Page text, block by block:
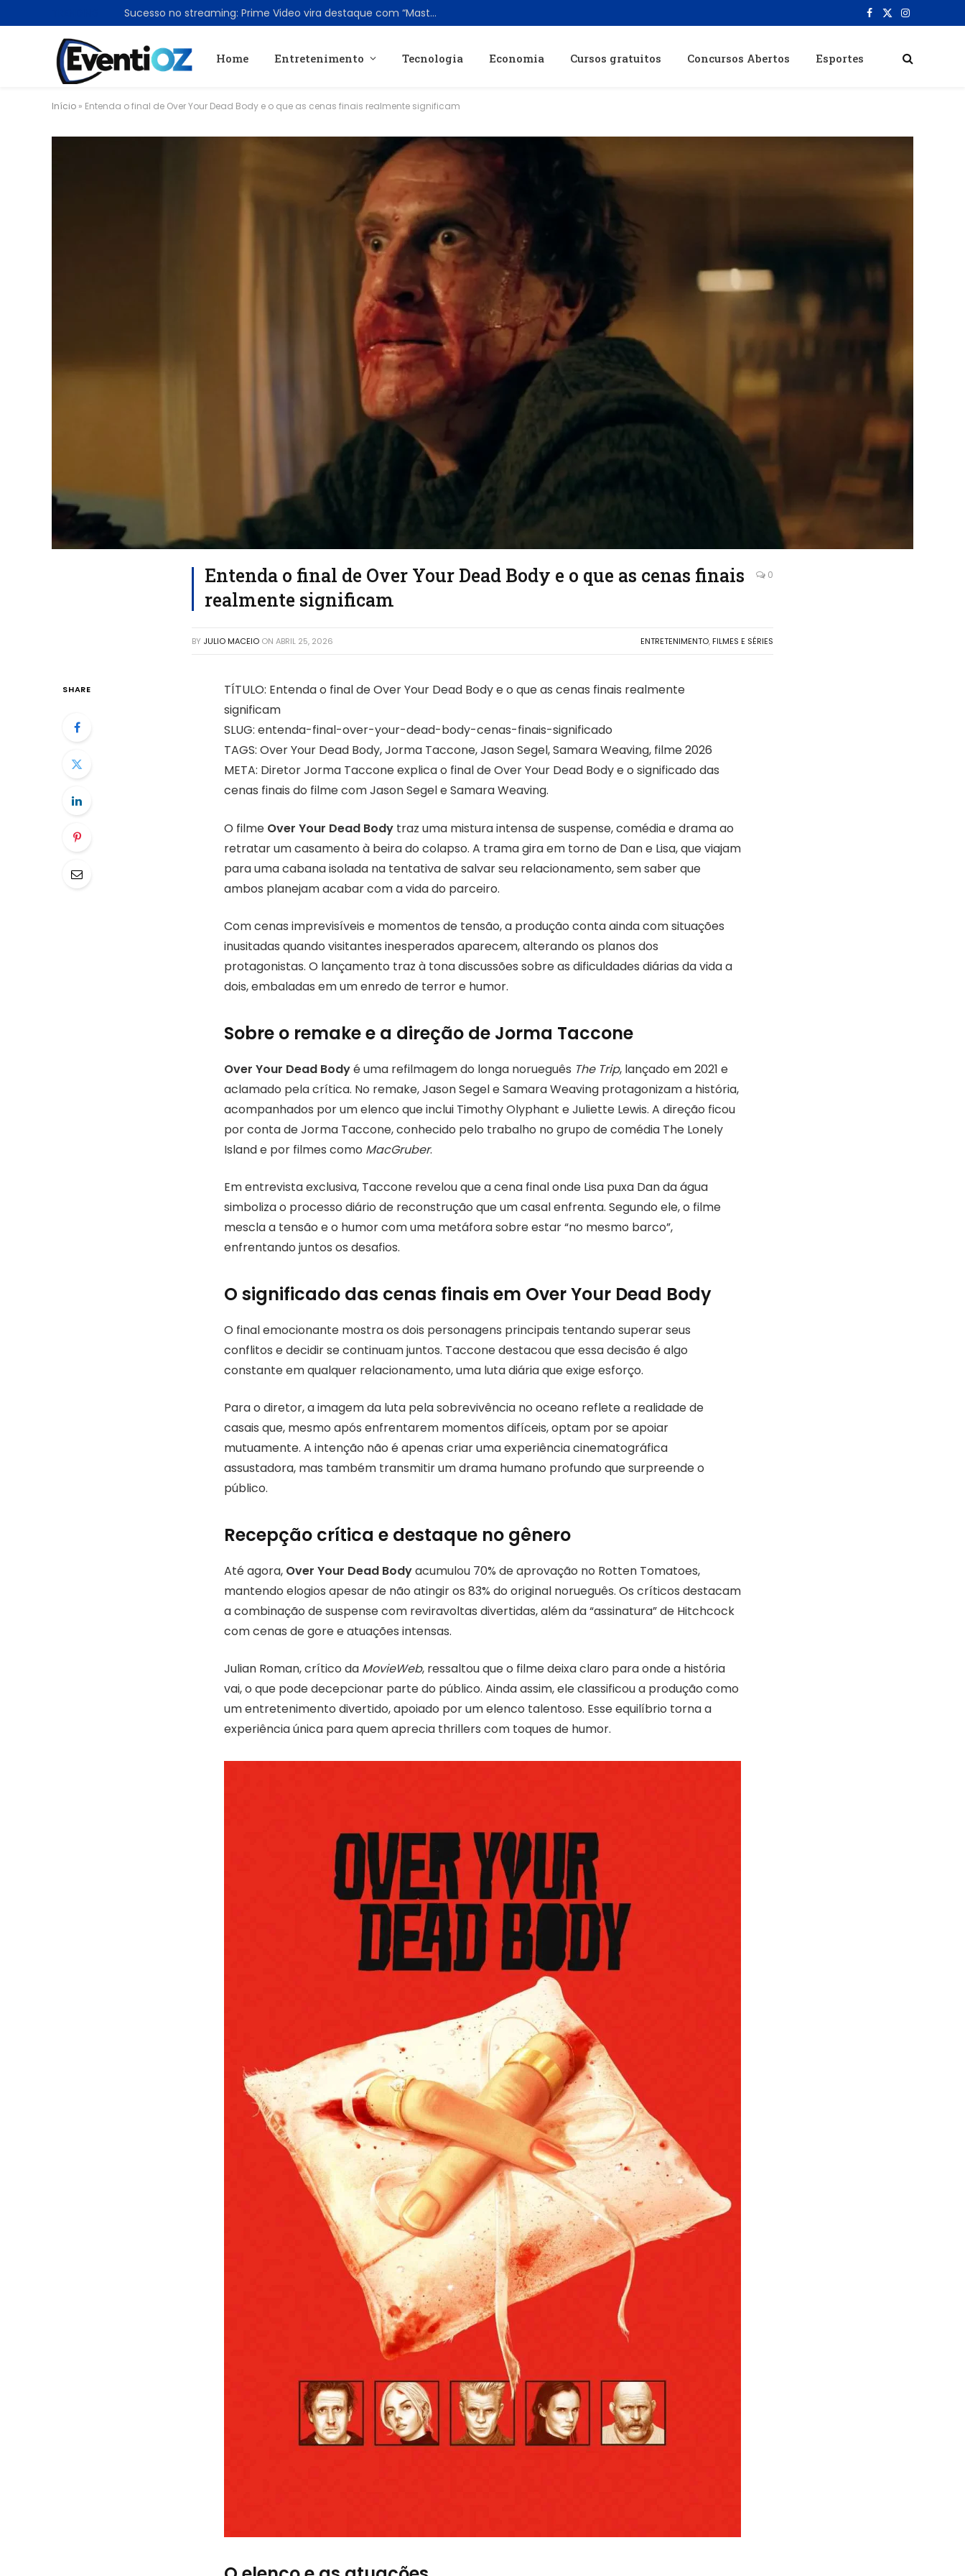
Sucesso no streaming: Prime Video vira destaque com “Masters of the Universe” após fracasso nas salas Facebook
X
Instagram
Home Entretenimento Tecnologia Economia Cursos gratuitos Concursos Abertos Esportes
Início » Entenda o final de Over Your Dead Body e o que as cenas finais realmente significam
Entenda o final de Over Your Dead Body e o que as cenas finais
realmente significam
0
BY JULIO MACEIO ON ABRIL 25, 2026 ENTRETENIMENTO, FILMES E SÉRIES
SHARE
TÍTULO: Entenda o final de Over Your Dead Body e o que as cenas finais realmente
significam
SLUG: entenda-final-over-your-dead-body-cenas-finais-significado
TAGS: Over Your Dead Body, Jorma Taccone, Jason Segel, Samara Weaving, filme 2026
META: Diretor Jorma Taccone explica o final de Over Your Dead Body e o significado das
cenas finais do filme com Jason Segel e Samara Weaving.
O filme Over Your Dead Body traz uma mistura intensa de suspense, comédia e drama ao
retratar um casamento à beira do colapso. A trama gira em torno de Dan e Lisa, que viajam
para uma cabana isolada na tentativa de salvar seu relacionamento, sem saber que
ambos planejam acabar com a vida do parceiro.
Com cenas imprevisíveis e momentos de tensão, a produção conta ainda com situações
inusitadas quando visitantes inesperados aparecem, alterando os planos dos
protagonistas. O lançamento traz à tona discussões sobre as dificuldades diárias da vida a
dois, embaladas em um enredo de terror e humor.
Sobre o remake e a direção de Jorma Taccone
Over Your Dead Bodyé uma refilmagem do longa norueguês The Trip, lançado em 2021 e
aclamado pela crítica. No remake, Jason Segel e Samara Weaving protagonizam a história,
acompanhados por um elenco que inclui Timothy Olyphant e Juliette Lewis. A direção ficou
por conta de Jorma Taccone, conhecido pelo trabalho no grupo de comédia The Lonely
Island e por filmes como MacGruber.
Em entrevista exclusiva, Taccone revelou que a cena final onde Lisa puxa Dan da água
simboliza o processo diário de reconstrução que um casal enfrenta. Segundo ele, o filme
mescla a tensão e o humor com uma metáfora sobre estar “no mesmo barco”,
enfrentando juntos os desafios.
O significado das cenas finais em Over Your Dead Body
O final emocionante mostra os dois personagens principais tentando superar seus
conflitos e decidir se continuam juntos. Taccone destacou que essa decisão é algo
constante em qualquer relacionamento, uma luta diária que exige esforço.
Para o diretor, a imagem da luta pela sobrevivência no oceano reflete a realidade de
casais que, mesmo após enfrentarem momentos difíceis, optam por se apoiar
mutuamente. A intenção não é apenas criar uma experiência cinematográfica
assustadora, mas também transmitir um drama humano profundo que surpreende o
público.
Recepção crítica e destaque no gênero
Até agora, Over Your Dead Bodyacumulou 70% de aprovação no Rotten Tomatoes,
mantendo elogios apesar de não atingir os 83% do original norueguês. Os críticos destacam
a combinação de suspense com reviravoltas divertidas, além da “assinatura” de Hitchcock
com cenas de gore e atuações intensas.
Julian Roman, crítico da MovieWeb, ressaltou que o filme deixa claro para onde a história
vai, o que pode decepcionar parte do público. Ainda assim, ele classificou a produção como
um entretenimento divertido, apoiado por um elenco talentoso. Esse equilíbrio torna a
experiência única para quem aprecia thrillers com toques de humor.